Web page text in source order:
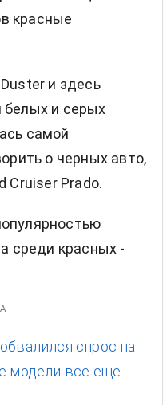
красные
и здесь
и серых
самой
о черных авто,
Cruiser Prado.
среди красных -
спрос на
модели все еще